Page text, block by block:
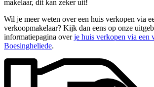
makelaar, dit kan zeker uit!
Wil je meer weten over een huis verkopen via
verkoopmakelaar? Kijk dan eens op onze
informatiepagina overje huis verkopen via een
Boesingheliede.